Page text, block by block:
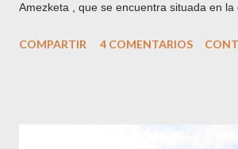
Amezketa , que se encuentra situada en la
los puntos más habituales para adentrarse
ascensión a Ganbo , por lo que dejo el
COMPARTIR 4 COMENTARIOS